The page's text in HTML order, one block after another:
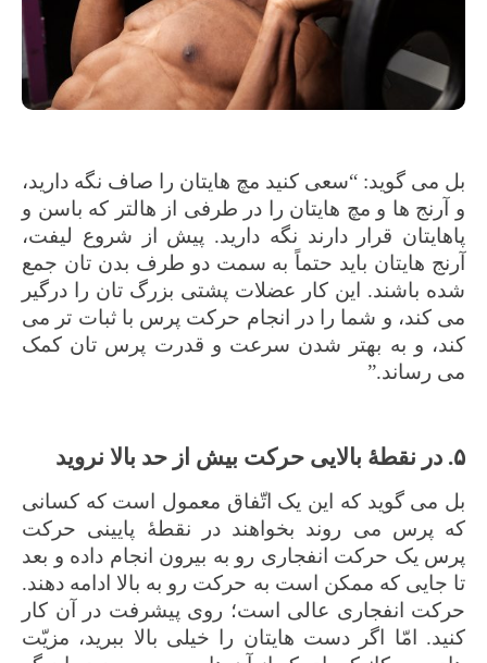
بل می گوید: “سعی کنید مچ هایتان را صاف نگه دارید،
و آرنج ها و مچ هایتان را در طرفی از هالتر که باسن و
پاهایتان قرار دارند نگه دارید. پیش از شروع لیفت،
آرنج هایتان باید حتماً به سمت دو طرف بدن تان جمع
شده باشند. این کار عضلات پشتی بزرگ تان را درگیر
می کند، و شما را در انجام حرکت پرس با ثبات تر می
کند، و به بهتر شدن سرعت و قدرت پرس تان کمک
می رساند.”
۵. در نقطۀ بالایی حرکت بیش از حد بالا نروید
بل می گوید که این یک اتّفاق معمول است که کسانی
که پرس می روند بخواهند در نقطۀ‌ پایینی حرکت
پرس یک حرکت انفجاری رو به بیرون انجام داده و بعد
تا جایی که ممکن است به حرکت رو به بالا ادامه دهند.
حرکت انفجاری عالی است؛ روی پیشرفت در آن کار
کنید. امّا اگر دست هایتان را خیلی بالا ببرید، مزیّت